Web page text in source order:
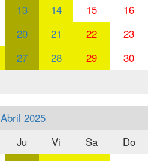
13 14 15
16
20 21 22
23
27 28 29
30
Abril 2025
Ju Vi Sa
Do